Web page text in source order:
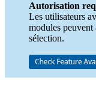
Autorisation
Les utilisateurs
modules
sélection.